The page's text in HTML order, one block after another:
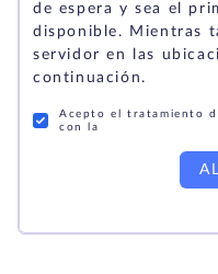
de espera y sea el
disponible. Mientras
servidor en las
continuación.
Acepto el tratamiento
con la